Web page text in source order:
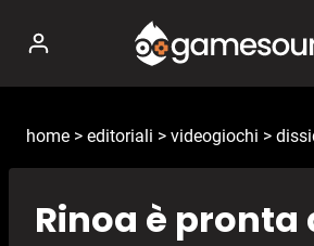
contenuto
home > editoriali > videogiochi >
Rinoa è pronta